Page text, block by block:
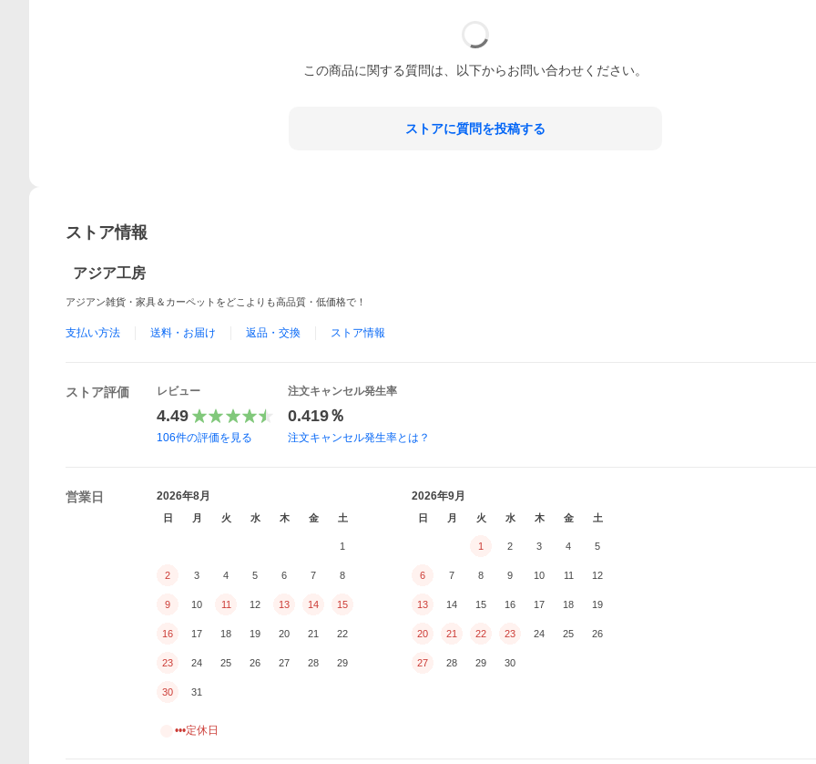
この商品に関する質問は、以下からお問い合わせください。
ストアに質問を投稿する
ストア情報
アジア工房
アジアン雑貨・家具＆カーペットをどこよりも高品質・低価格で！
支払い方法 送料・お届け 返品・交換 ストア情報
ストア評価 レビュー
4.49
106件の評価を見る
注文キャンセル発生率
0.419％
注文キャンセル発生率とは？
営業日 2026年8月
日 月 火 水 木 金 土
1
2 3 4 5 6 7 8
9 10 11 12 13 14 15
16 17 18 19 20 21 22
23 24 25 26 27 28 29
30 31
2026年9月
日 月 火 水 木 金 土
1 2 3 4 5
6 7 8 9 10 11 12
13 14 15 16 17 18 19
20 21 22 23 24 25 26
27 28 29 30
•••定休日